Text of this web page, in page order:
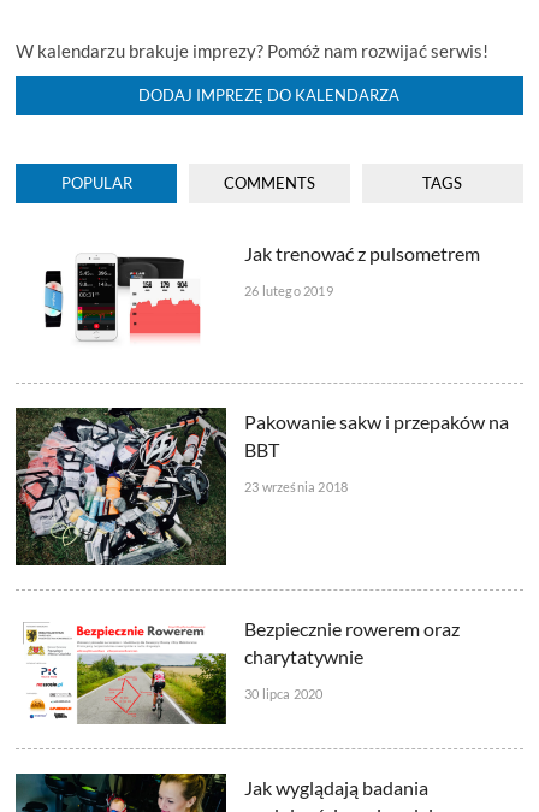
W kalendarzu brakuje imprezy? Pomóż nam rozwijać serwis!
DODAJ IMPREZĘ DO KALENDARZA
POPULAR COMMENTS TAGS
Jak trenować z pulsometrem
26 lutego 2019
Pakowanie sakw i przepaków na
BBT
23 września 2018
Bezpiecznie rowerem oraz
charytatywnie
30 lipca 2020
Jak wyglądają badania